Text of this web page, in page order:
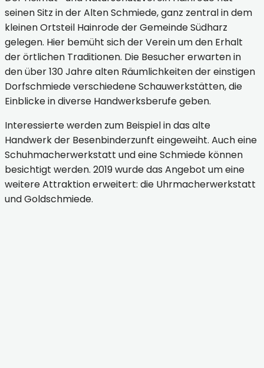
seinen Sitz in der Alten Schmiede, ganz zentral in dem
kleinen Ortsteil Hainrode der Gemeinde Südharz
gelegen. Hier bemüht sich der Verein um den Erhalt
der örtlichen Traditionen. Die Besucher erwarten in
den über 130 Jahre alten Räumlichkeiten der einstigen
Dorfschmiede verschiedene Schauwerkstätten, die
Einblicke in diverse Handwerksberufe geben.
Interessierte werden zum Beispiel in das alte
Handwerk der Besenbinderzunft eingeweiht. Auch eine
Schuhmacherwerkstatt und eine Schmiede können
besichtigt werden. 2019 wurde das Angebot um eine
weitere Attraktion erweitert: die Uhrmacherwerkstatt
und Goldschmiede.